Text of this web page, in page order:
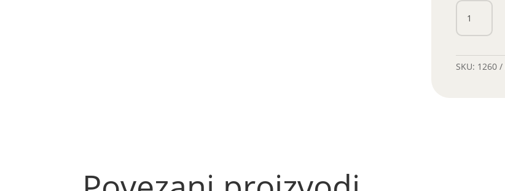
Ležaj
31307
35x80x15/23
SKU: 1260